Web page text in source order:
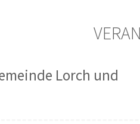
Lorch und